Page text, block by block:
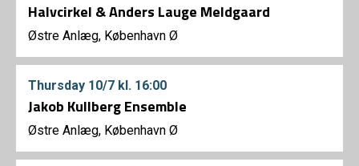
Halvcirkel & Anders Lauge Meldgaard
Østre Anlæg, København Ø
Thursday 10/7 kl. 16:00
Jakob Kullberg Ensemble
Østre Anlæg, København Ø